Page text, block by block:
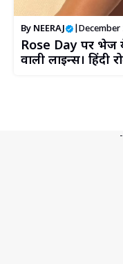
By NEERAJ December
Rose Day पर भेजें
वाली लाइन्स। हिंदी